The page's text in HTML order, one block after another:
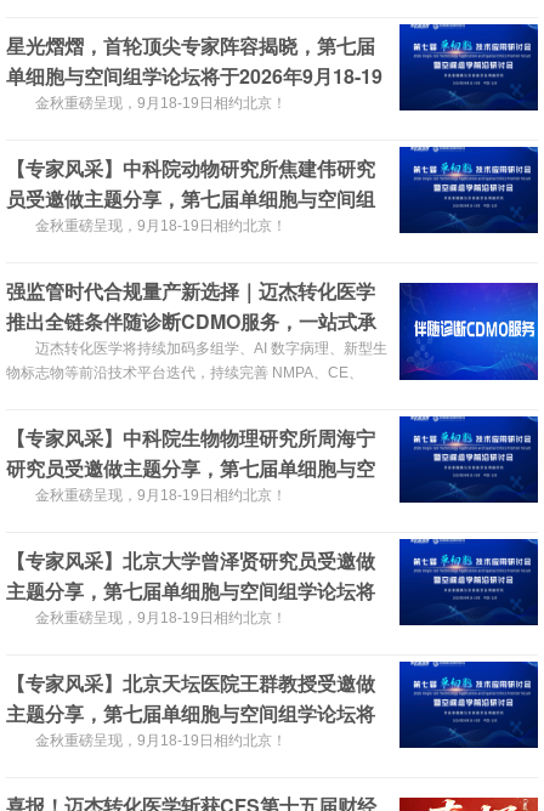
星光熠熠，首轮顶尖专家阵容揭晓，第七届
单细胞与空间组学论坛将于2026年9月18-19
日在北京召开！
金秋重磅呈现，9月18-19日相约北京！
【专家风采】中科院动物研究所焦建伟研究
员受邀做主题分享，第七届单细胞与空间组
学论坛将于2026年9月18-19日在北京召开！
金秋重磅呈现，9月18-19日相约北京！
强监管时代合规量产新选择｜迈杰转化医学
推出全链条伴随诊断CDMO服务，一站式承
接Ⅰ/Ⅱ/Ⅲ 类IVD委托研发与生产
迈杰转化医学将持续加码多组学、AI 数字病理、新型生
物标志物等前沿技术平台迭代，持续完善 NMPA、CE、
【专家风采】中科院生物物理研究所周海宁
研究员受邀做主题分享，第七届单细胞与空
间组学论坛将于2026年9月18-19日在北京召
金秋重磅呈现，9月18-19日相约北京！
【专家风采】北京大学曾泽贤研究员受邀做
主题分享，第七届单细胞与空间组学论坛将
于2026年9月18-19日在北京召开！
金秋重磅呈现，9月18-19日相约北京！
【专家风采】北京天坛医院王群教授受邀做
主题分享，第七届单细胞与空间组学论坛将
于2026年9月18-19日在北京召开！
金秋重磅呈现，9月18-19日相约北京！